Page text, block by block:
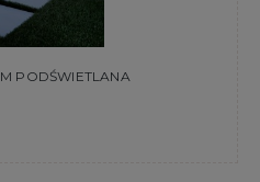
PODŚWIETLANA